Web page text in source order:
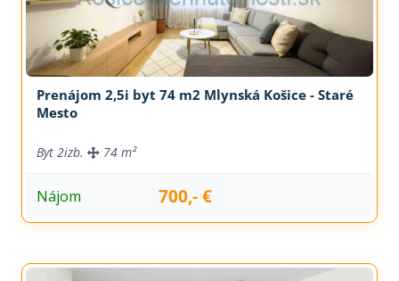
Prenájom 2,5i byt 74 m2 Mlynská Košice - Staré
Mesto
Byt 2izb. 74 m²
Nájom 700,- €